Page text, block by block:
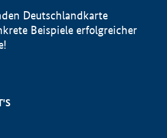
Deutschlandkarte
Beispiele erfolgreicher